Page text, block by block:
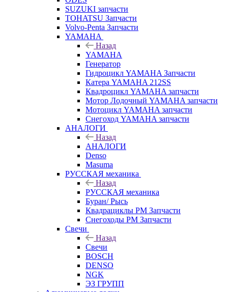
SUZUKI запчасти
TOHATSU Запчасти
Volvo-Penta Запчасти
YAMAHA
Назад
YAMAHA
Генератор
Гидроцикл YAMAHA Запчасти
Катера YAMAHA 212SS
Квадроцикл YAMAHA запчасти
Мотор Лодочный YAMAHA запчасти
Мотоцикл YAMAHA запчасти
Снегоход YAMAHA запчасти
АНАЛОГИ
Назад
АНАЛОГИ
Denso
Masuma
РУССКАЯ механика
Назад
РУССКАЯ механика
Буран/ Рысь
Квадрациклы РМ Запчасти
Снегоходы РМ Запчасти
Свечи
Назад
Свечи
BOSCH
DENSO
NGK
ЭЗ ГРУПП